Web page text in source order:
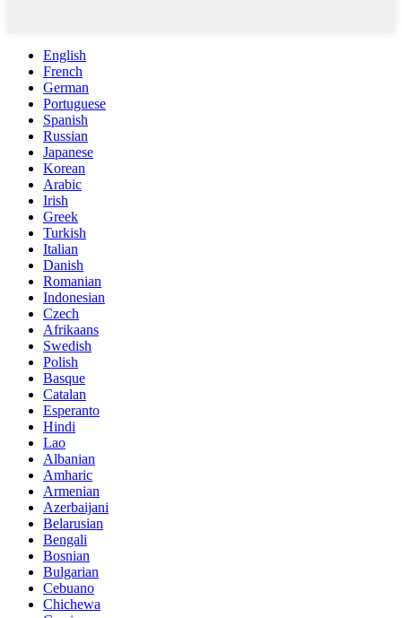
English
French
German
Portuguese
Spanish
Russian
Japanese
Korean
Arabic
Irish
Greek
Turkish
Italian
Danish
Romanian
Indonesian
Czech
Afrikaans
Swedish
Polish
Basque
Catalan
Esperanto
Hindi
Lao
Albanian
Amharic
Armenian
Azerbaijani
Belarusian
Bengali
Bosnian
Bulgarian
Cebuano
Chichewa